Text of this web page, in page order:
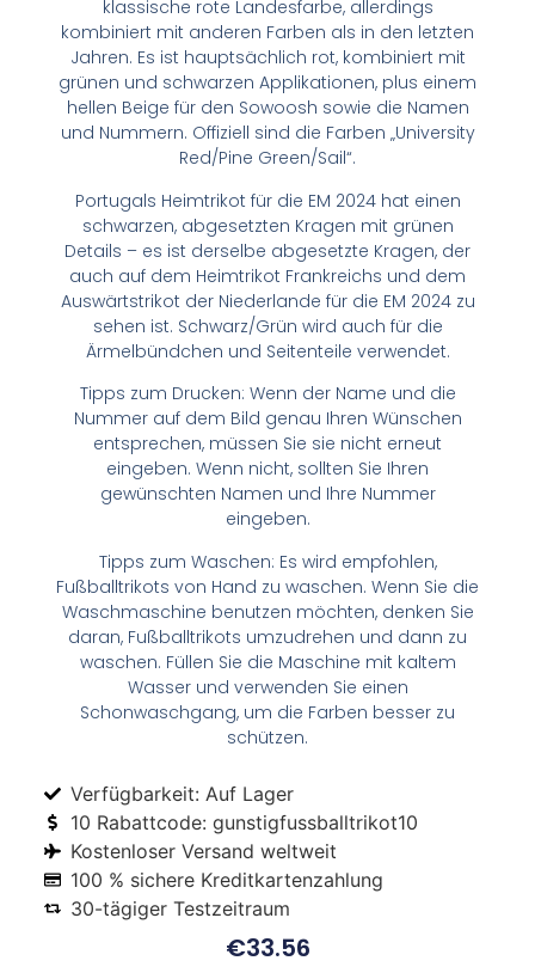
klassische rote Landesfarbe, allerdings
kombiniert mit anderen Farben als in den letzten
Jahren. Es ist hauptsächlich rot, kombiniert mit
grünen und schwarzen Applikationen, plus einem
hellen Beige für den Sowoosh sowie die Namen
und Nummern. Offiziell sind die Farben „University
Red/Pine Green/Sail“.
Portugals Heimtrikot für die EM 2024 hat einen
schwarzen, abgesetzten Kragen mit grünen
Details – es ist derselbe abgesetzte Kragen, der
auch auf dem Heimtrikot Frankreichs und dem
Auswärtstrikot der Niederlande für die EM 2024 zu
sehen ist. Schwarz/Grün wird auch für die
Ärmelbündchen und Seitenteile verwendet.
Tipps zum Drucken: Wenn der Name und die
Nummer auf dem Bild genau Ihren Wünschen
entsprechen, müssen Sie sie nicht erneut
eingeben. Wenn nicht, sollten Sie Ihren
gewünschten Namen und Ihre Nummer
eingeben.
Tipps zum Waschen: Es wird empfohlen,
Fußballtrikots von Hand zu waschen. Wenn Sie die
Waschmaschine benutzen möchten, denken Sie
daran, Fußballtrikots umzudrehen und dann zu
waschen. Füllen Sie die Maschine mit kaltem
Wasser und verwenden Sie einen
Schonwaschgang, um die Farben besser zu
schützen.
Verfügbarkeit: Auf Lager
10 Rabattcode: gunstigfussballtrikot10
Kostenloser Versand weltweit
100 % sichere Kreditkartenzahlung
30-tägiger Testzeitraum
€33.56